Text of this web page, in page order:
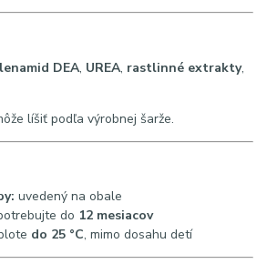
DEA, UREA, rastlinné extrakty,
líšiť podľa výrobnej šarže.
uvedený na obale
do 12 mesiacov
do 25 °C, mimo dosahu detí